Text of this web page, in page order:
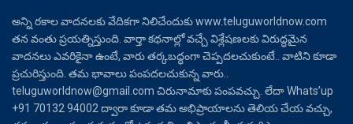
అన్ని రకాల వాదనలకు వేదికగా నిలిచేందుకు www.teluguworldnow.com
తన వంతు ప్రయత్నిస్తుంది. వార్తా కథనాల్లో వచ్చే విశ్లేషణలకు విరుద్ధమైన
వాదనలు ఎవరికైనా ఉంటే, వారు తర్కబద్ధంగా చెప్పదలచుకుంటే.. వాటిని కూడా
ప్రచురిస్తుంది. తమ భావాలు పంపదలచుకున్న వారు..
teluguworldnow@gmail.com చిరునామాకు పంపవచ్చు. లేదా Whats’up
+91 70132 94002 ద్వారా కూడా తమ అభిప్రాయాలను తెలియ చేయ వచ్చు,